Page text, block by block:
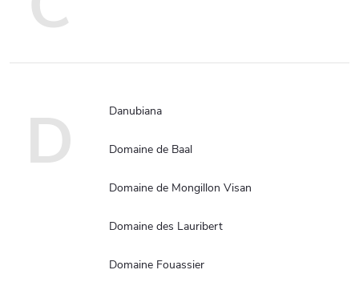
D Danubiana
Domaine de Baal
Domaine de Mongillon Visan
Domaine des Lauribert
Domaine Fouassier